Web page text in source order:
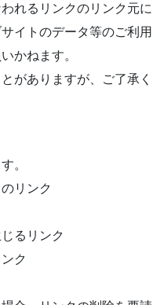
れるリンクのリンク元に
イトのデータ等のご利用
かねます。
がありますが、ご了承く
。
リンク
るリンク
ク